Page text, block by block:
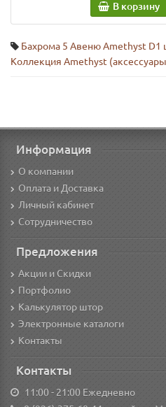
В корзину
Бахрома 5 Авеню Amethyst D1
Коллекция Amethyst
Информация
О компании
Оплата и Доставка
Личный кабинет
Сотрудничество
Предложения
Акции и Скидки
Портфолио
Калькулятор штор
Электронные каталоги
Контакты
Контакты
11:00 - 21:00 Ежедневно